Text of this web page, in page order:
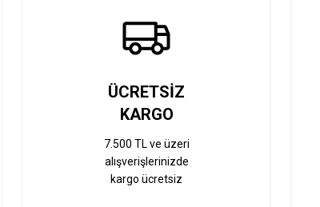
ÜCRETSİZ
KARGO
7.500 TL ve üzeri
alışverişlerinizde
kargo ücretsiz